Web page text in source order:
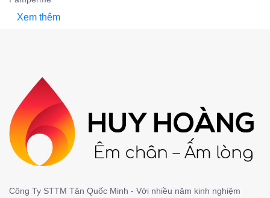
Xem thêm
Công Ty STTM Tân Quốc Minh - Với nhiều năm kinh nghiệm